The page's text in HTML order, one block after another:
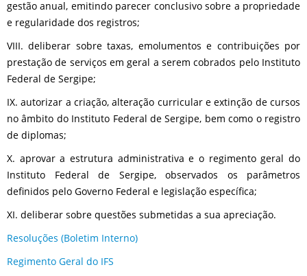
gestão anual, emitindo parecer conclusivo sobre a propriedade
e regularidade dos registros;
VIII. deliberar sobre taxas, emolumentos e contribuições por
prestação de serviços em geral a serem cobrados pelo Instituto
Federal de Sergipe;
IX. autorizar a criação, alteração curricular e extinção de cursos
no âmbito do Instituto Federal de Sergipe, bem como o registro
de diplomas;
X. aprovar a estrutura administrativa e o regimento geral do
Instituto Federal de Sergipe, observados os parâmetros
definidos pelo Governo Federal e legislação específica;
XI. deliberar sobre questões submetidas a sua apreciação.
Resoluções (Boletim Interno)
Regimento Geral do IFS